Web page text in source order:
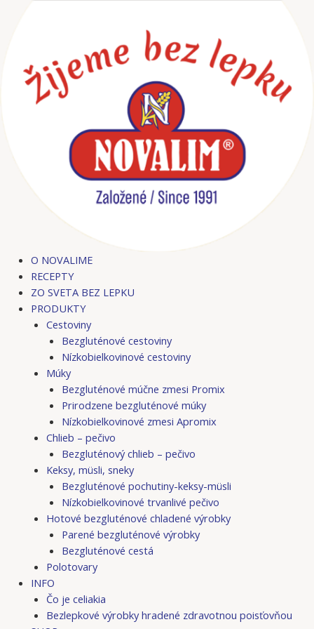
O NOVALIME
RECEPTY
ZO SVETA BEZ LEPKU
PRODUKTY
Cestoviny
Bezgluténové cestoviny
Nízkobielkovinové cestoviny
Múky
Bezgluténové múčne zmesi Promix
Prirodzene bezgluténové múky
Nízkobielkovinové zmesi Apromix
Chlieb – pečivo
Bezgluténový chlieb – pečivo
Keksy, müsli, sneky
Bezgluténové pochutiny-keksy-müsli
Nízkobielkovinové trvanlivé pečivo
Hotové bezgluténové chladené výrobky
Parené bezgluténové výrobky
Bezgluténové cestá
Polotovary
INFO
Čo je celiakia
Bezlepkové výrobky hradené zdravotnou poisťovňou